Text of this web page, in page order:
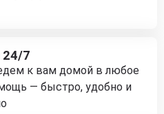
7
к вам домой в любое
— быстро, удобно и